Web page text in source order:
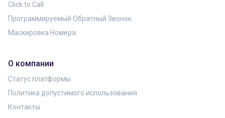
Click to Call
Программируемый Обратный Звонок
Маскировка Номера
О компании
Статус платформы
Политика допустимого использования
Контакты